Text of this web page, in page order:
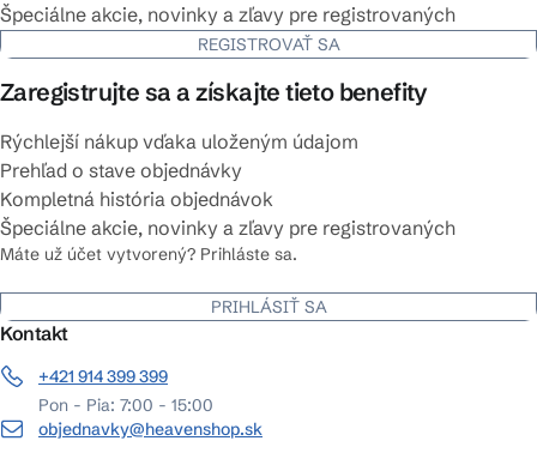
Špeciálne akcie, novinky a zľavy pre registrovaných
REGISTROVAŤ SA
Zaregistrujte sa a získajte tieto benefity
Rýchlejší nákup vďaka uloženým údajom
Prehľad o stave objednávky
Kompletná história objednávok
Špeciálne akcie, novinky a zľavy pre registrovaných
Máte už účet vytvorený? Prihláste sa.
PRIHLÁSIŤ SA
Kontakt
+421 914 399 399
Pon - Pia: 7:00 - 15:00
objednavky@heavenshop.sk